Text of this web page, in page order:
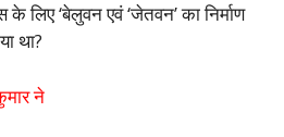
के लिए ‘बेलुवन एवं ‘जेतवन’ का निर्माण
था?
ने